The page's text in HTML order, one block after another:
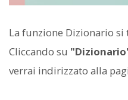
La funzione Dizionario
Cliccando su
verrai indirizzato alla